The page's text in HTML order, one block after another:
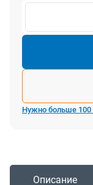
Нужно больше 100
Описание